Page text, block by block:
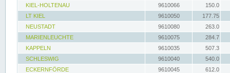
KIEL-HOLTENAU
9610066
150.0
LT KIEL
9610050
177.75
NEUSTADT
9610080
263.0
MARIENLEUCHTE
9610075
284.7
KAPPELN
9610035
507.3
SCHLESWIG
9610040
540.0
ECKERNFÖRDE
9610045
612.0